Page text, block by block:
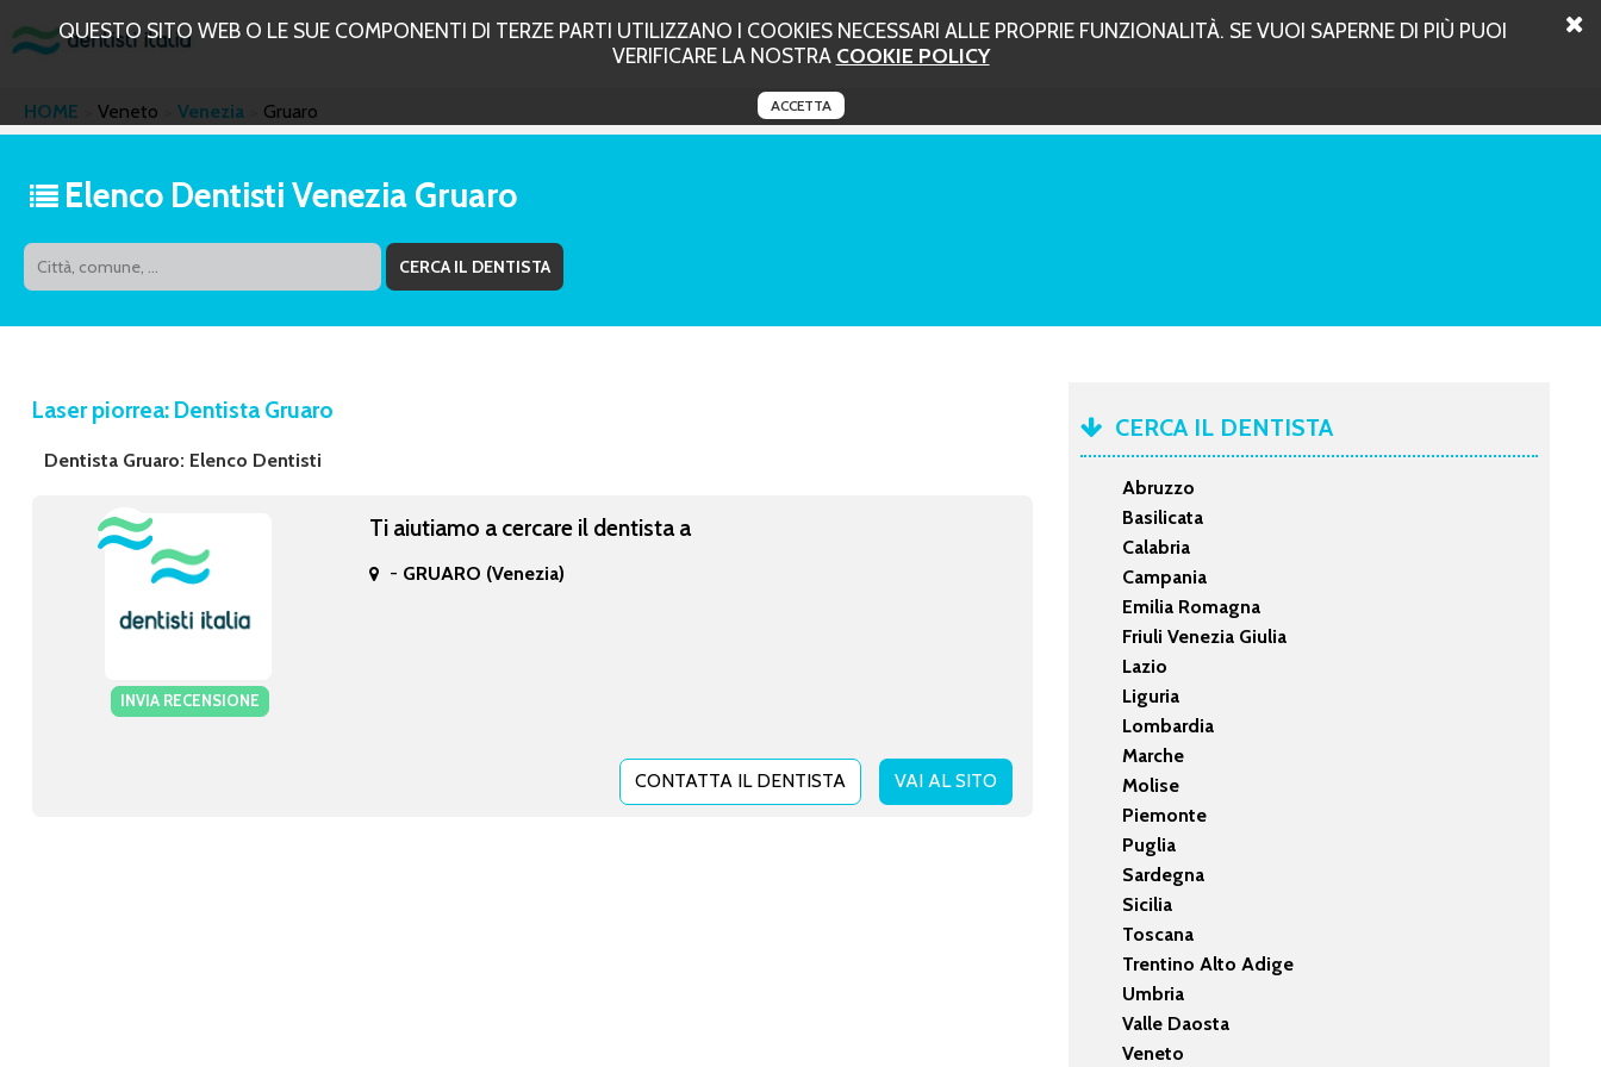
QUESTO SITO WEB O LE SUE COMPONENTI DI TERZE PARTI UTILIZZANO I COOKIES NECESSARI ALLE PROPRIE FUNZIONALITÀ. SE VUOI SAPERNE DI PIÙ PUOI
VERIFICARE LA NOSTRA COOKIE POLICY
ACCETTA
HOME Veneto Venezia Gruaro
Elenco Dentisti Venezia Gruaro
Laser piorrea: Dentista Gruaro
Dentista Gruaro: Elenco Dentisti
INVIA RECENSIONE
Ti aiutiamo a cercare il dentista a
- GRUARO (Venezia)
CONTATTA IL DENTISTA VAI AL SITO
CERCA IL DENTISTA
Abruzzo
Basilicata
Calabria
Campania
Emilia Romagna
Friuli Venezia Giulia
Lazio
Liguria
Lombardia
Marche
Molise
Piemonte
Puglia
Sardegna
Sicilia
Toscana
Trentino Alto Adige
Umbria
Valle Daosta
Veneto